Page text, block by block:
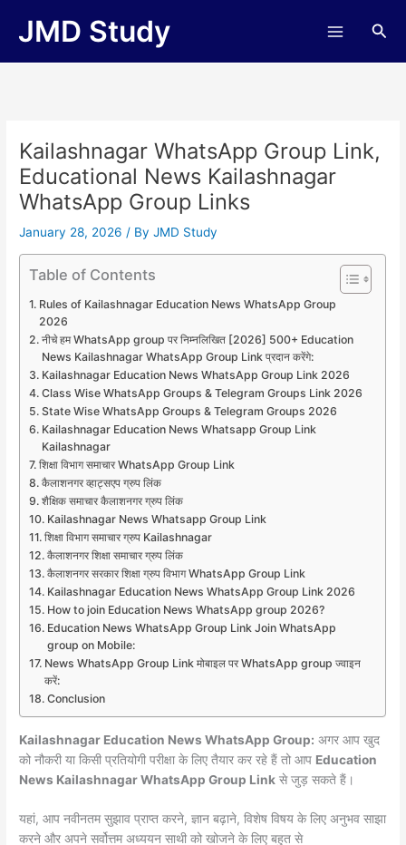
JMD Study
Kailashnagar WhatsApp Group Link,
Educational News Kailashnagar
WhatsApp Group Links
January 28, 2026/ ByJMD Study
Table of Contents
Rules of Kailashnagar Education News WhatsApp Group
2026
नीचे हम WhatsApp group पर निम्नलिखित [2026] 500+ Education
News Kailashnagar WhatsApp Group Link प्रदान करेंगे:
Kailashnagar Education News WhatsApp Group Link 2026
Class Wise WhatsApp Groups & Telegram Groups Link 2026
State Wise WhatsApp Groups & Telegram Groups 2026
Kailashnagar Education News Whatsapp Group Link
Kailashnagar
शिक्षा विभाग समाचार WhatsApp Group Link
कैलाशनगर व्हाट्सएप ग्रुप लिंक
शैक्षिक समाचार कैलाशनगर ग्रुप लिंक
Kailashnagar News Whatsapp Group Link
शिक्षा विभाग समाचार ग्रुप Kailashnagar
कैलाशनगर शिक्षा समाचार ग्रुप लिंक
कैलाशनगर सरकार शिक्षा ग्रुप विभाग WhatsApp Group Link
Kailashnagar Education News WhatsApp Group Link 2026
How to join Education News WhatsApp group 2026?
Education News WhatsApp Group Link Join WhatsApp
group on Mobile:
News WhatsApp Group Link मोबाइल पर WhatsApp group ज्वाइन
करें:
Conclusion
Kailashnagar Education News WhatsApp Group: अगर आप खुद
को नौकरी या किसी प्रतियोगी परीक्षा के लिए तैयार कर रहे हैं तो आप Education
News Kailashnagar WhatsApp Group Link से जुड़ सकते हैं।
यहां, आप नवीनतम सुझाव प्राप्त करने, ज्ञान बढ़ाने, विशेष विषय के लिए अनुभव साझा
करने और अपने सर्वोत्तम अध्ययन साथी को खोजने के लिए बहुत से